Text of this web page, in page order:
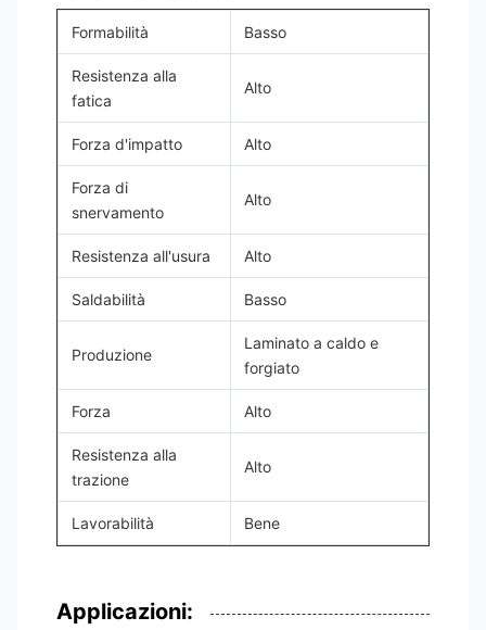
Formabilità Basso
Resistenza alla
fatica
Alto
Forza d'impatto Alto
Forza di
snervamento
Alto
Resistenza all'usura Alto
Saldabilità Basso
Produzione
Laminato a caldo e
forgiato
Forza Alto
Resistenza alla
trazione
Alto
Lavorabilità Bene
Applicazioni: